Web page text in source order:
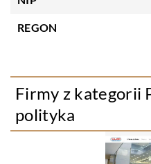
REGON
Firmy z kategorii
polityka